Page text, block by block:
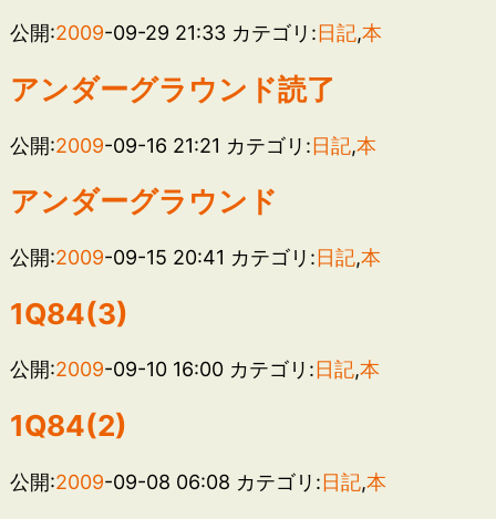
公開:2009-09-29 21:33 カテゴリ:日記,本
アンダーグラウンド読了
公開:2009-09-16 21:21 カテゴリ:日記,本
アンダーグラウンド
公開:2009-09-15 20:41 カテゴリ:日記,本
1Q84(3)
公開:2009-09-10 16:00 カテゴリ:日記,本
1Q84(2)
公開:2009-09-08 06:08 カテゴリ:日記,本